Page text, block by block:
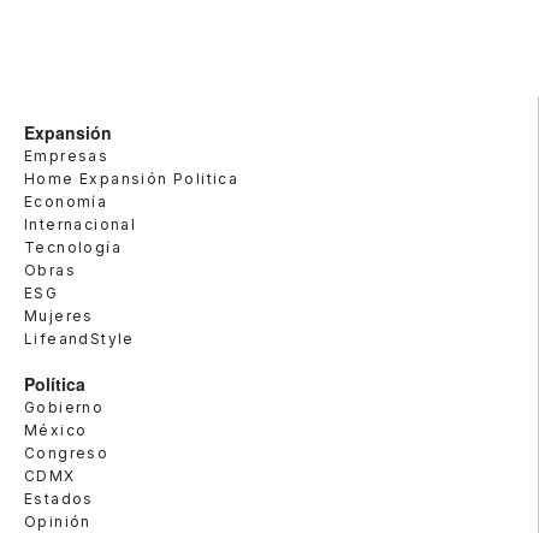
Expansión
Empresas
Home Expansión Politica
Economía
Internacional
Tecnología
Obras
ESG
Mujeres
LifeandStyle
Política
Gobierno
México
Congreso
CDMX
Estados
Opinión